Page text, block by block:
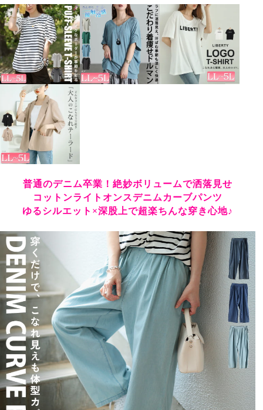
普通のデニム卒業！絶妙ボリュームで洒落見せ
コットンライトオンスデニムカーブパンツ
ゆるシルエット×深股上で超楽ちんな穿き心地♪